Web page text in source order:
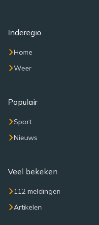
Inderegio
Home
Weer
Populair
Sport
Nieuws
Veel bekeken
112 meldingen
Artikelen